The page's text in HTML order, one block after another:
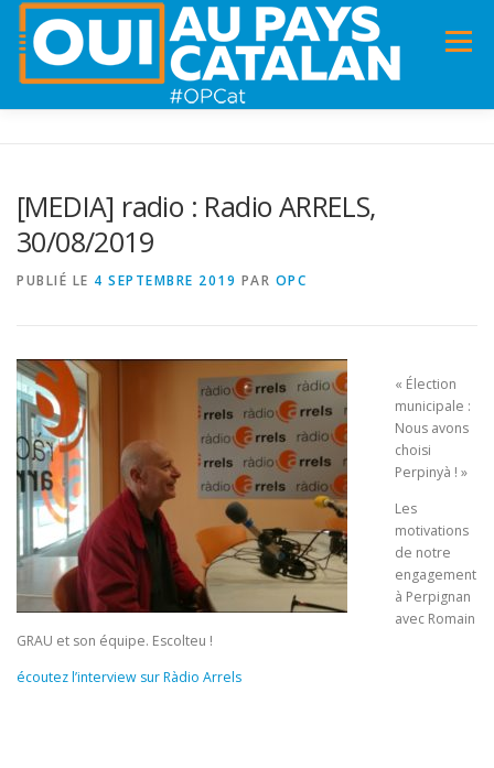
Menu
PANNEAUX POUR MA COMMUNE !
[MEDIA] radio : Radio ARRELS,
30/08/2019
PUBLIÉ LE 4 SEPTEMBRE 2019 PAR OPC
« Élection
municipale :
Nous avons
choisi
Perpinyà ! »
Les
motivations
de notre
engagement
à Perpignan
avec Romain
GRAU et son équipe. Escolteu !
écoutez l’interview sur Ràdio Arrels